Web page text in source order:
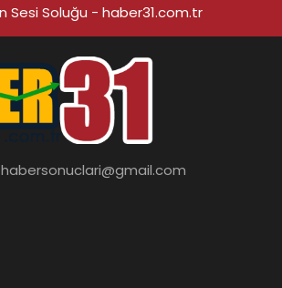
Sesi Soluğu - haber31.com.tr
habersonuclari@gmail.com